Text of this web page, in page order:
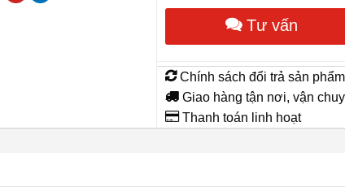
bánh
60D
số
lượng
Tư vấn
Chính sách đổi trả sản
Giao hàng tận nơi, vận
Thanh toán linh hoạt